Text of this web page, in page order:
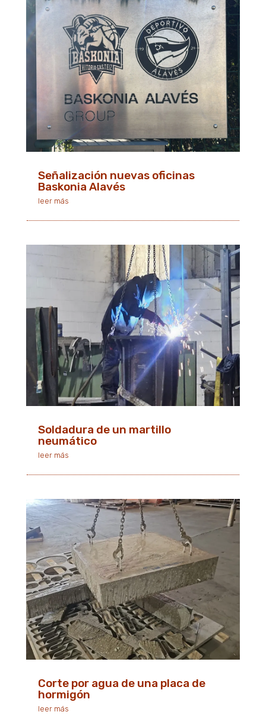
Señalización nuevas oficinas
Baskonia Alavés
leer más
Soldadura de un martillo
neumático
leer más
Corte por agua de una placa de
hormigón
leer más